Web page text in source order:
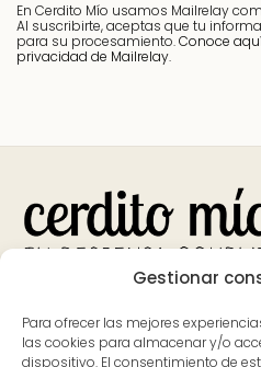
Gestionar
Para ofrecer las mejores
las cookies para almacenar y/o
dispositivo. El consentimiento de
En Cerdito Mío usamos Mailrelay
Al suscribirte, aceptas que tu
para su procesamiento.Conoce
privacidad de Mailrelay.
Transfer